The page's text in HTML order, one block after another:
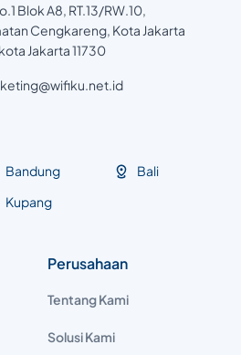
Blok A8, RT.13/RW.10,
Cengkareng, Kota Jakarta
Jakarta 11730
Bandung
Kupang
Bali
Perusahaan
Tentang Kami
Solusi Kami